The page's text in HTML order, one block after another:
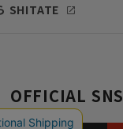
SHITATE
OFFICIAL SNS